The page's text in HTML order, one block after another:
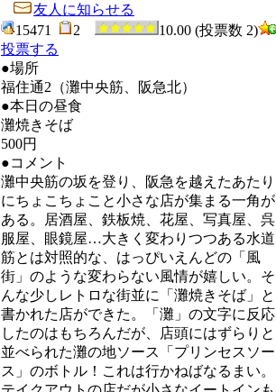
友人に知らせる
15471
2
10.00 (投票数 2)
投票する
●場所
福住通2（灘中央筋、阪急北）
●本日の昼食
灘焼きそば
500円
●コメント
灘中央筋の坂を登り、阪急を越えたあたり
にちょこちょこと小さな店が集まる一角が
ある。居酒屋、鉄板焼、花屋、写真屋、呉
服屋、眼鏡屋…大きく変わりつつある水道
筋とは対照的な、はっぴいえんどの「風
街」のような変わらない風情が嬉しい。そ
んな少しレトロな街並に「灘焼きそば」と
書かれた店ができた。「灘」の文字に反応
したのはもちろんだが、店頭にはずらりと
並べられた灘の地ソース「プリンセスソー
ス」のボトル！これは行かねばなるまい。